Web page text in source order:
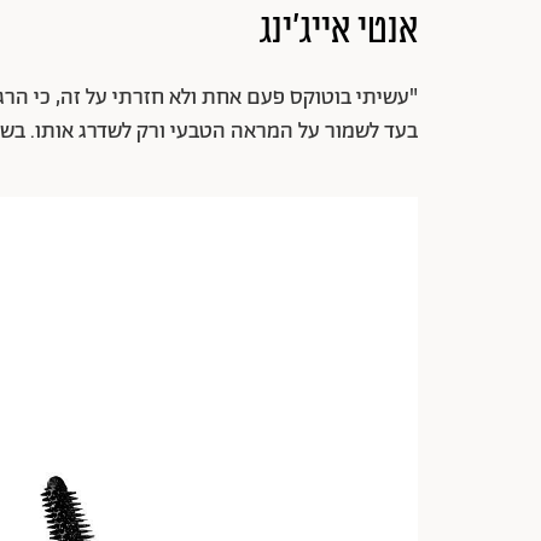
אנטי אייג'ינג
"עשיתי בוטוקס פעם אחת ולא חזרתי על זה, כי
בעד לשמור על המראה הטבעי ורק לשדרג אותו.